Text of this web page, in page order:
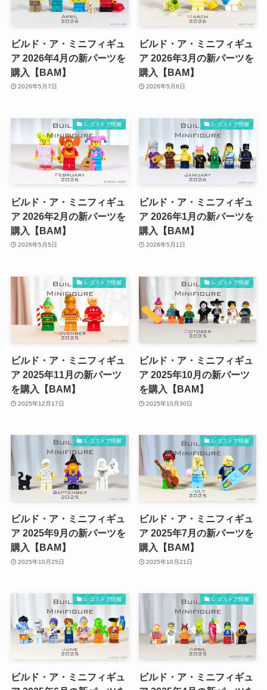
ビルド・ア・ミニフィギュ
ア 2026年4月の新パーツを
購入【BAM】
2026年5月7日
ビルド・ア・ミニフィギュ
ア 2026年3月の新パーツを
購入【BAM】
2026年5月6日
レゴストア情報
ビルド・ア・ミニフィギュ
ア 2026年2月の新パーツを
購入【BAM】
2026年5月5日
レゴストア情報
ビルド・ア・ミニフィギュ
ア 2026年1月の新パーツを
購入【BAM】
2026年5月1日
レゴストア情報
ビルド・ア・ミニフィギュ
ア 2025年11月の新パーツ
を購入【BAM】
2025年12月17日
レゴストア情報
ビルド・ア・ミニフィギュ
ア 2025年10月の新パーツ
を購入【BAM】
2025年10月30日
レゴストア情報
ビルド・ア・ミニフィギュ
ア 2025年9月の新パーツを
購入【BAM】
2025年10月25日
レゴストア情報
ビルド・ア・ミニフィギュ
ア 2025年7月の新パーツを
購入【BAM】
2025年10月21日
レゴストア情報
ビルド・ア・ミニフィギュ
レゴストア情報
ビルド・ア・ミニフィギュ